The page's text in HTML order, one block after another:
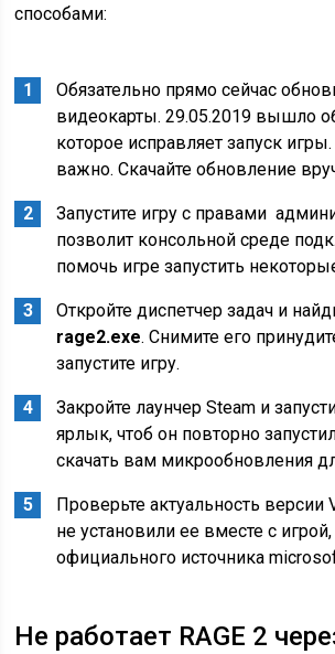
способами:
Обязательно прямо сейчас
видеокарты. 29.05.2019 вышло
которое исправляет запуск
важно. Скачайте обновление
Запустите игру с правами
позволит консольной среде
помочь игре запустить
Откройте диспетчер задач и
rage2.exe. Снимите его
запустите игру.
Закройте лаунчер Steam и
ярлык, чтоб он повторно
скачать вам микрообновления
Проверьте актуальность версии
не установили ее вместе с игрой,
официального источника
Не работает RAGE 2